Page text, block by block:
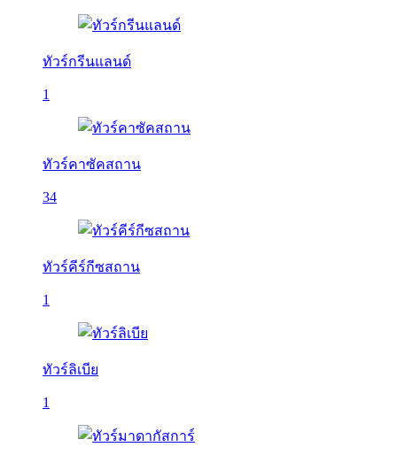
ทัวร์กรีนแลนด์
1
ทัวร์คาซัคสถาน
34
ทัวร์คีร์กีซสถาน
1
ทัวร์ลิเบีย
1